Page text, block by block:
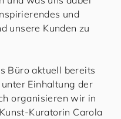
und
unsere Kunden zu
Büro aktuell bereits
Einhaltung der
organisieren wir in
Kuratorin Carola